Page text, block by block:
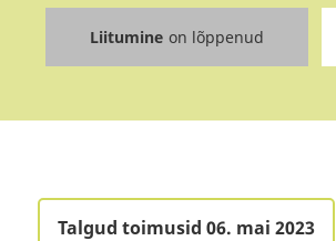
Liitumine on lõppenud
Talgud toimusid 06. mai 2023